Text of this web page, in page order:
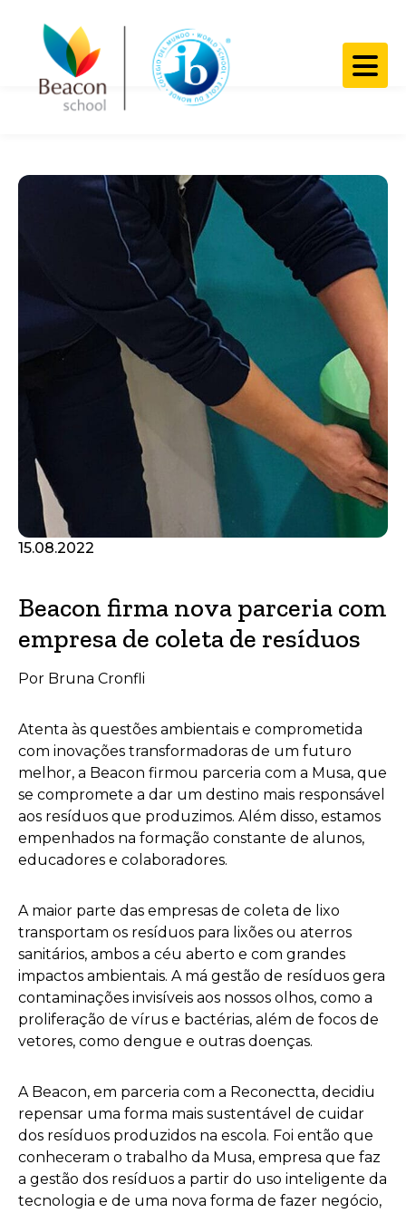
15.08.2022
Beacon firma nova parceria com
empresa de coleta de resíduos
Por Bruna Cronfli
Atenta às questões ambientais e comprometida
com inovações transformadoras de um futuro
melhor, a Beacon firmou parceria com a Musa, que
se compromete a dar um destino mais responsável
aos resíduos que produzimos. Além disso, estamos
empenhados na formação constante de alunos,
educadores e colaboradores.
A maior parte das empresas de coleta de lixo
transportam os resíduos para lixões ou aterros
sanitários, ambos a céu aberto e com grandes
impactos ambientais. A má gestão de resíduos gera
contaminações invisíveis aos nossos olhos, como a
proliferação de vírus e bactérias, além de focos de
vetores, como dengue e outras doenças.
A Beacon, em parceria com a Reconectta, decidiu
repensar uma forma mais sustentável de cuidar
dos resíduos produzidos na escola. Foi então que
conheceram o trabalho da Musa, empresa que faz
a gestão dos resíduos a partir do uso inteligente da
tecnologia e de uma nova forma de fazer negócio,